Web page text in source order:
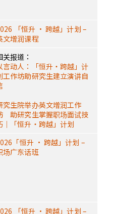
「恒升 · 跨越」计划 –
文增润课程
关报道：
言动人：「恒升・跨越」计
工作坊助研究生建立演讲自
究生院举办英文增润工作
助研究生掌握职场面试技
｜「恒升・跨越」计划
「恒升 · 跨越」计划 –
场广东话班
「恒升 · 跨越」计划 –